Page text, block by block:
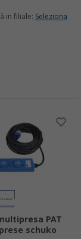
in filiale: Seleziona
PAT
prese schuko